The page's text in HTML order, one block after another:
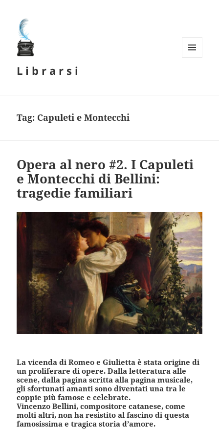
L i b r a r s i
Tag: Capuleti e Montecchi
Opera al nero #2. I Capuleti
e Montecchi di Bellini:
tragedie familiari
La vicenda di Romeo e Giulietta è stata origine di
un proliferare di opere. Dalla letteratura alle
scene, dalla pagina scritta alla pagina musicale,
gli sfortunati amanti sono diventati una tra le
coppie più famose e celebrate.
Vincenzo Bellini, compositore catanese, come
molti altri, non ha resistito al fascino di questa
famosissima e tragica storia d’amore.